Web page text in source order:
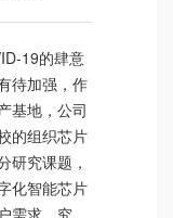
19的肆意
待加强，作
基地，公司
的组织芯片
研究课题，
化智能芯片
需求。究